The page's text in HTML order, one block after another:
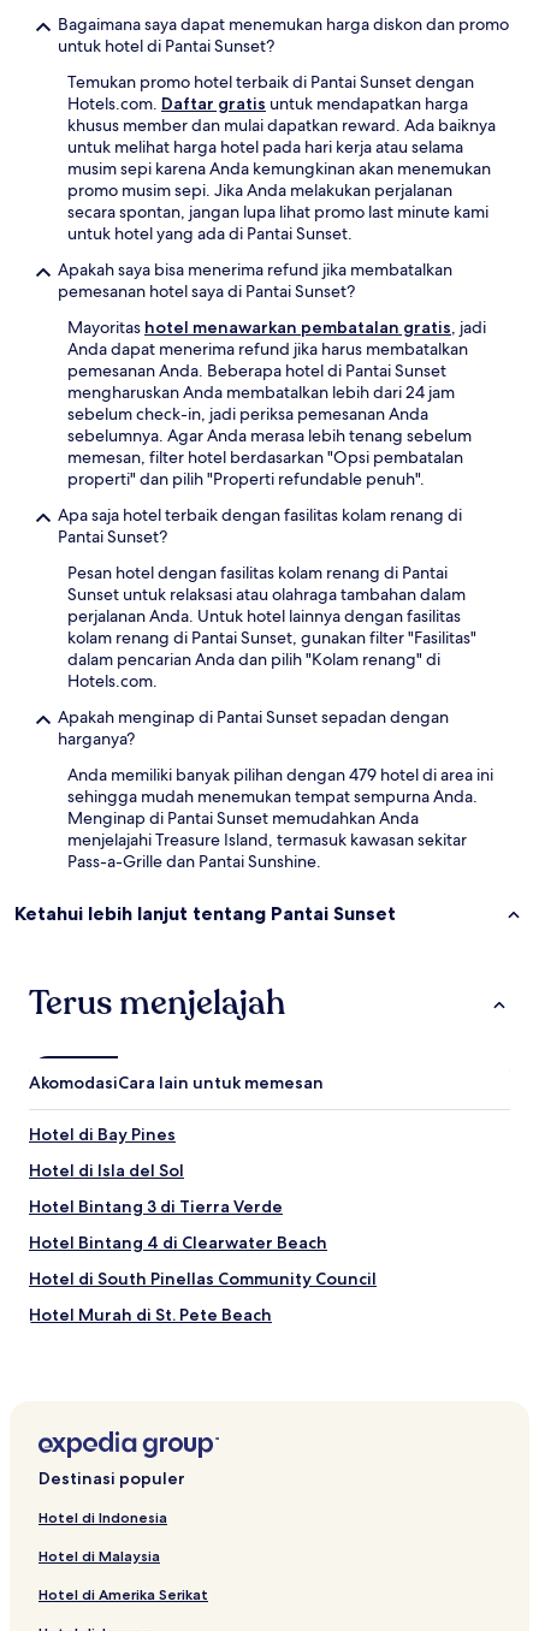
Bagaimana saya dapat menemukan harga diskon dan promo
untuk hotel di Pantai Sunset?
Temukan promo hotel terbaik di Pantai Sunset dengan
Hotels.com. Daftar gratis untuk mendapatkan harga
khusus member dan mulai dapatkan reward. Ada baiknya
untuk melihat harga hotel pada hari kerja atau selama
musim sepi karena Anda kemungkinan akan menemukan
promo musim sepi. Jika Anda melakukan perjalanan
secara spontan, jangan lupa lihat promo last minute kami
untuk hotel yang ada di Pantai Sunset.
Apakah saya bisa menerima refund jika membatalkan
pemesanan hotel saya di Pantai Sunset?
Mayoritas hotel menawarkan pembatalan gratis, jadi
Anda dapat menerima refund jika harus membatalkan
pemesanan Anda. Beberapa hotel di Pantai Sunset
mengharuskan Anda membatalkan lebih dari 24 jam
sebelum check-in, jadi periksa pemesanan Anda
sebelumnya. Agar Anda merasa lebih tenang sebelum
memesan, filter hotel berdasarkan "Opsi pembatalan
properti" dan pilih "Properti refundable penuh".
Apa saja hotel terbaik dengan fasilitas kolam renang di
Pantai Sunset?
Pesan hotel dengan fasilitas kolam renang di Pantai
Sunset untuk relaksasi atau olahraga tambahan dalam
perjalanan Anda. Untuk hotel lainnya dengan fasilitas
kolam renang di Pantai Sunset, gunakan filter "Fasilitas"
dalam pencarian Anda dan pilih "Kolam renang" di
Hotels.com.
Apakah menginap di Pantai Sunset sepadan dengan
harganya?
Anda memiliki banyak pilihan dengan 479 hotel di area ini
sehingga mudah menemukan tempat sempurna Anda.
Menginap di Pantai Sunset memudahkan Anda
menjelajahi Treasure Island, termasuk kawasan sekitar
Pass-a-Grille dan Pantai Sunshine.
Ketahui lebih lanjut tentang Pantai Sunset
Terus menjelajah
AkomodasiCara lain untuk memesan
Hotel di Bay Pines
Hotel di Isla del Sol
Hotel Bintang 3 di Tierra Verde
Hotel Bintang 4 di Clearwater Beach
Hotel di South Pinellas Community Council
Hotel Murah di St. Pete Beach
Hotel Mewah di Clearwater
Hotel dekat St. Petersburg Municipal Beach
Hotel dekat Dolphin Landings Charter Boat Center
Hotel dekat Ronald Mcdonald House Children
Hotel di Redington Beach Utara
Destinasi populer
Hotel di Indonesia
Hotel di Malaysia
Hotel di Amerika Serikat